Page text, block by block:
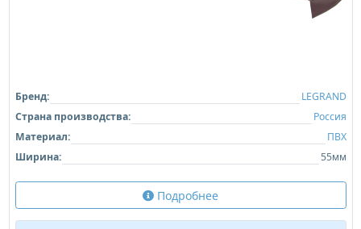
Бренд:
LEGRAND
Страна производства:
Россия
Материал:
ПВХ
Ширина:
55мм
Подробнее